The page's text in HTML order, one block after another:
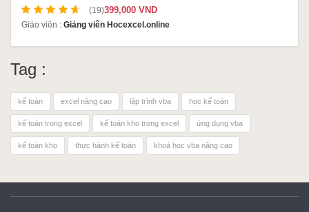
(19)399,000 VND
Giáo viên : Giảng viên Hocexcel.online
Tag :
kế toán excel nâng cao lập trình vba học kế toán
kế toán trong excel kế toán kho trong excel ứng dụng vba
kế toán kho thực hành kế toán khoá học vba nâng cao